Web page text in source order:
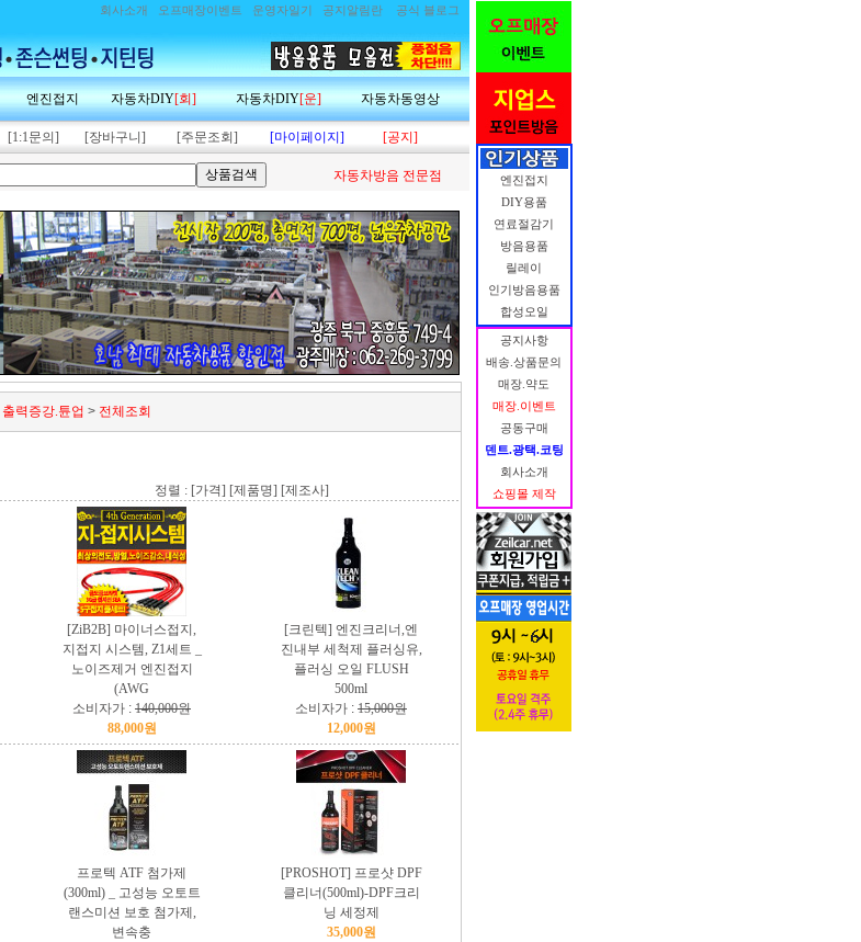
회사소개 오프매장이벤트 운영자일기 공지알림란 공식 블로그
엔진접지 자동차DIY[회] 자동차DIY[운] 자동차동영상
[1:1문의] [장바구니] [주문조회] [마이페이지] [공지]
자동차방음 전문점
출력증강.튠업 > 전체조회
정렬 : [가격] [제품명] [제조사]
[ZiB2B] 마이너스접지,
지접지 시스템, Z1세트 _
노이즈제거 엔진접지
(AWG
소비자가 : 140,000원
88,000원
[크린텍] 엔진크리너,엔
진내부 세척제 플러싱유,
플러싱 오일 FLUSH
500ml
소비자가 : 15,000원
12,000원
프로텍 ATF 첨가제
(300ml) _ 고성능 오토트
랜스미션 보호 첨가제,
변속충
[PROSHOT] 프로샷 DPF
클리너(500ml)-DPF크리
닝 세정제
35,000원
엔진접지
DIY용품
연료절감기
방음용품
릴레이
인기방음용품
합성오일
공지사항
배송.상품문의
매장.약도
매장.이벤트
공동구매
덴트.광택.코팅
회사소개
쇼핑몰 제작